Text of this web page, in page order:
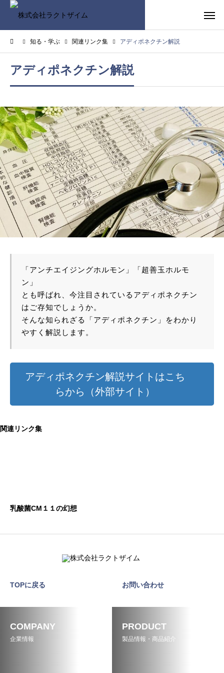
知る・学ぶ 関連リンク集 アディポネクチン解説
アディポネクチン解説
「アンチエイジングホルモン」「超善玉ホルモ
ン」
とも呼ばれ、今注目されているアディポネクチン
はご存知でしょうか。
そんな知られざる「アディポネクチン」をわかり
やすく解説します。
アディポネクチン解説サイトはこち
らから（外部サイト）
関連リンク集
乳酸菌CM１１の幻想
TOPに戻る お問い合わせ
COMPANY
企業情報
PRODUCT
製品情報・商品紹介